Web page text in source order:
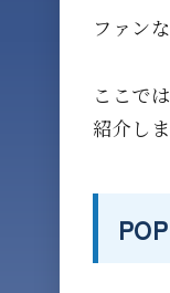
ファン
ここで
紹介しま